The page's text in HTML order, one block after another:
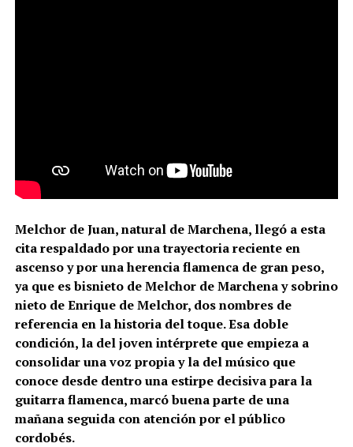
Melchor de Juan, natural de Marchena, llegó a esta
cita respaldado por una trayectoria reciente en
ascenso y por una herencia flamenca de gran peso,
ya que es bisnieto de Melchor de Marchena y sobrino
nieto de Enrique de Melchor, dos nombres de
referencia en la historia del toque. Esa doble
condición, la del joven intérprete que empieza a
consolidar una voz propia y la del músico que
conoce desde dentro una estirpe decisiva para la
guitarra flamenca, marcó buena parte de una
mañana seguida con atención por el público
cordobés.